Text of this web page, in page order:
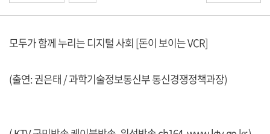
모두가 함께 누리는 디지털 사회 [돈이 보이는 VCR]
(출연: 권은태 / 과학기술정보통신부 통신경쟁정책과장)